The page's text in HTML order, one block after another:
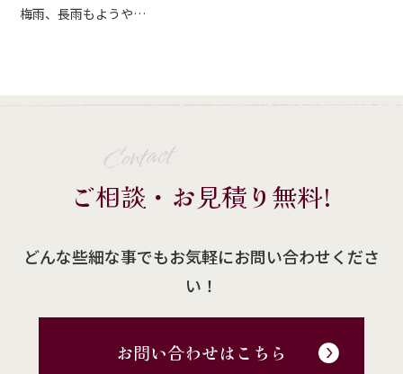
梅雨、長雨もようや…
Contact
ご相談・お見積り無料!
どんな些細な事でもお気軽にお問い合わせくださ
い！
お問い合わせはこちら